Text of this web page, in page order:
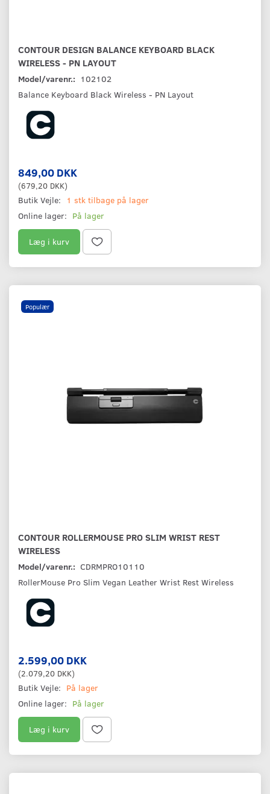
CONTOUR DESIGN BALANCE KEYBOARD BLACK
WIRELESS - PN LAYOUT
Model/varenr.: 102102
Balance Keyboard Black Wireless - PN Layout
849,00 DKK
(679,20 DKK)
Butik Vejle:
1 stk tilbage på lager
Online lager: På lager
Læg i kurv
Populær
CONTOUR ROLLERMOUSE PRO SLIM WRIST REST
WIRELESS
Model/varenr.: CDRMPRO10110
RollerMouse Pro Slim Vegan Leather Wrist Rest Wireless
2.599,00 DKK
(2.079,20 DKK)
Butik Vejle: På lager
Online lager: På lager
Læg i kurv